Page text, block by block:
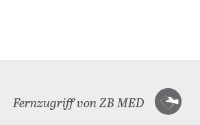
Fernzugriff von ZB MED